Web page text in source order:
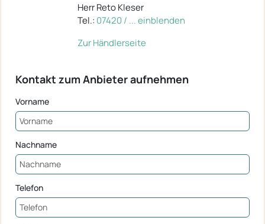
Herr Reto Kleser
Tel.: 07420 / ... einblenden
Zur Händlerseite
Kontakt zum Anbieter aufnehmen
Vorname
Nachname
Telefon